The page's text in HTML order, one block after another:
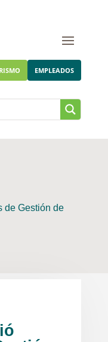
EMPLEADOS
de Gestión de